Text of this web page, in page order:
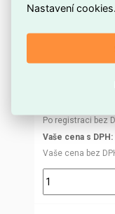
Po registraci bez
Vaše cena s DPH
Vaše cena bez
Nastavení cookies.